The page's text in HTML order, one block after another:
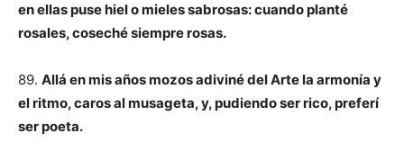
en ellas puse hiel o mieles sabrosas: cuando planté
rosales, coseché siempre rosas.
89. Allá en mis años mozos adiviné del Arte la armonía y
el ritmo, caros al musageta, y, pudiendo ser rico, preferí
ser poeta.